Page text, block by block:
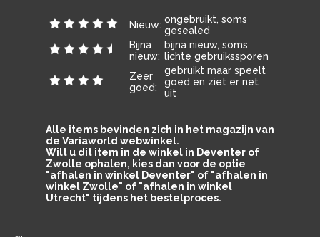
Nieuw: ongebruikt, soms
gesealed
Bijna
nieuw:
bijna nieuw, soms
lichte gebruikssporen
Zeer
goed:
gebruikt maar speelt
goed en ziet er net
uit
Alle items bevinden zich in het magazijn van
de Variaworld webwinkel.
Wilt u dit item in de winkel in Deventer of
Zwolle ophalen, kies dan voor de optie
"afhalen in winkel Deventer" of "afhalen in
winkel Zwolle" of "afhalen in winkel
Utrecht" tijdens het bestelproces.